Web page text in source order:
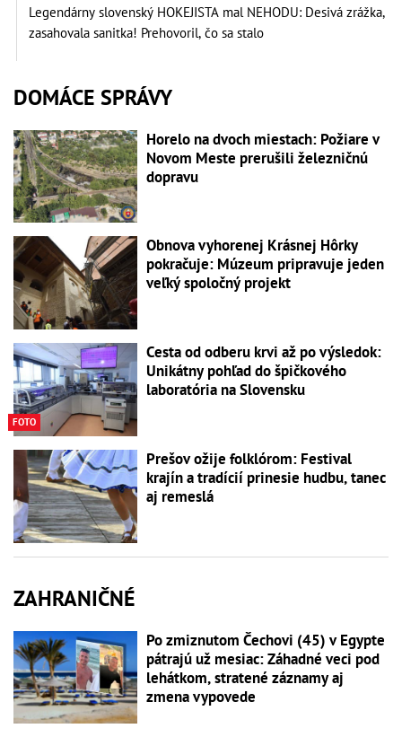
Legendárny slovenský HOKEJISTA mal NEHODU: Desivá zrážka,
zasahovala sanitka! Prehovoril, čo sa stalo
DOMÁCE SPRÁVY
Horelo na dvoch miestach: Požiare v
Novom Meste prerušili železničnú
dopravu
Obnova vyhorenej Krásnej Hôrky
pokračuje: Múzeum pripravuje jeden
veľký spoločný projekt
FOTO
Cesta od odberu krvi až po výsledok:
Unikátny pohľad do špičkového
laboratória na Slovensku
Prešov ožije folklórom: Festival
krajín a tradícií prinesie hudbu, tanec
aj remeslá
ZAHRANIČNÉ
Po zmiznutom Čechovi (45) v Egypte
pátrajú už mesiac: Záhadné veci pod
lehátkom, stratené záznamy aj
zmena vypovede